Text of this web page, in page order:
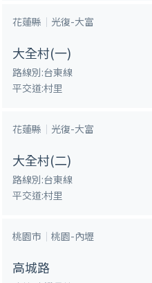
花蓮縣 光復-大富
大全村(一)
路線別:台東線
平交道:村里
花蓮縣 光復-大富
大全村(二)
路線別:台東線
平交道:村里
桃園市 桃園-內壢
高城路